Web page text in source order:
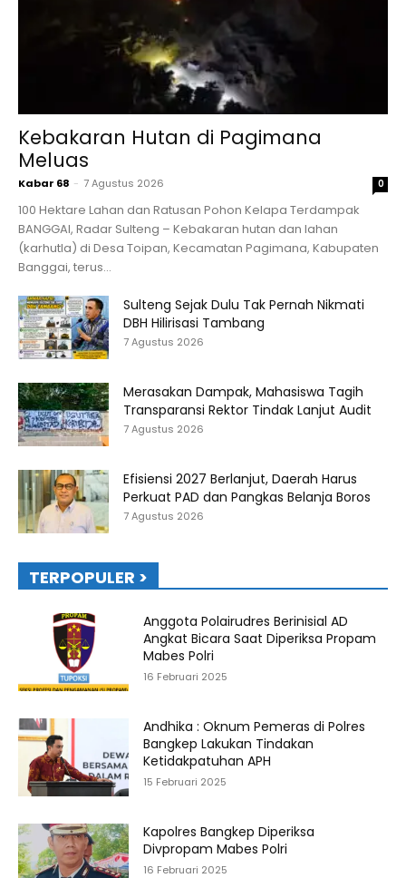
Kebakaran Hutan di Pagimana
Meluas
Kabar 68 - 7 Agustus 2026 0
100 Hektare Lahan dan Ratusan Pohon Kelapa Terdampak
BANGGAI, Radar Sulteng – Kebakaran hutan dan lahan
(karhutla) di Desa Toipan, Kecamatan Pagimana, Kabupaten
Banggai, terus...
Sulteng Sejak Dulu Tak Pernah Nikmati
DBH Hilirisasi Tambang
7 Agustus 2026
Merasakan Dampak, Mahasiswa Tagih
Transparansi Rektor Tindak Lanjut Audit
7 Agustus 2026
Efisiensi 2027 Berlanjut, Daerah Harus
Perkuat PAD dan Pangkas Belanja Boros
7 Agustus 2026
TERPOPULER >
Anggota Polairudres Berinisial AD
Angkat Bicara Saat Diperiksa Propam
Mabes Polri
16 Februari 2025
Andhika : Oknum Pemeras di Polres
Bangkep Lakukan Tindakan
Ketidakpatuhan APH
15 Februari 2025
Kapolres Bangkep Diperiksa
Divpropam Mabes Polri
16 Februari 2025